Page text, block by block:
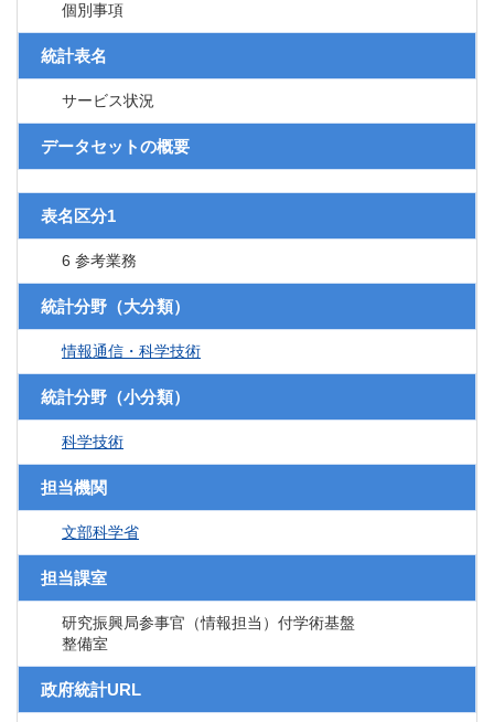
個別事項
統計表名
サービス状況
データセットの概要
表名区分1
6 参考業務
統計分野（大分類）
情報通信・科学技術
統計分野（小分類）
科学技術
担当機関
文部科学省
担当課室
研究振興局参事官（情報担当）付学術基盤
整備室
政府統計URL